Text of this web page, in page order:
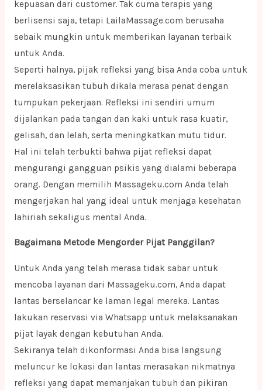
kepuasan dari customer. Tak cuma terapis yang
berlisensi saja, tetapi LailaMassage.com berusaha
sebaik mungkin untuk memberikan layanan terbaik
untuk Anda.
Seperti halnya, pijak refleksi yang bisa Anda coba untuk
merelaksasikan tubuh dikala merasa penat dengan
tumpukan pekerjaan. Refleksi ini sendiri umum
dijalankan pada tangan dan kaki untuk rasa kuatir,
gelisah, dan lelah, serta meningkatkan mutu tidur.
Hal ini telah terbukti bahwa pijat refleksi dapat
mengurangi gangguan psikis yang dialami beberapa
orang. Dengan memilih Massageku.com Anda telah
mengerjakan hal yang ideal untuk menjaga kesehatan
lahiriah sekaligus mental Anda.
Bagaimana Metode Mengorder Pijat Panggilan?
Untuk Anda yang telah merasa tidak sabar untuk
mencoba layanan dari Massageku.com, Anda dapat
lantas berselancar ke laman legal mereka. Lantas
lakukan reservasi via Whatsapp untuk melaksanakan
pijat layak dengan kebutuhan Anda.
Sekiranya telah dikonformasi Anda bisa langsung
meluncur ke lokasi dan lantas merasakan nikmatnya
refleksi yang dapat memanjakan tubuh dan pikiran